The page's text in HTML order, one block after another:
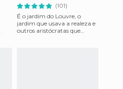
(101)
É o jardim do Louvre, o
jardim que usava a realeza e
outros aristócratas que